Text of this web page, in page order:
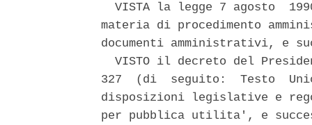
VISTA la legge 7 agosto
materia di procedimento
documenti amministrativi, e
VISTO il decreto del
327  (di  seguito:  Testo
disposizioni legislative e
per pubblica utilita', e